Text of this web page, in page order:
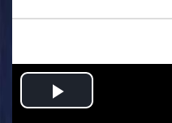
Play